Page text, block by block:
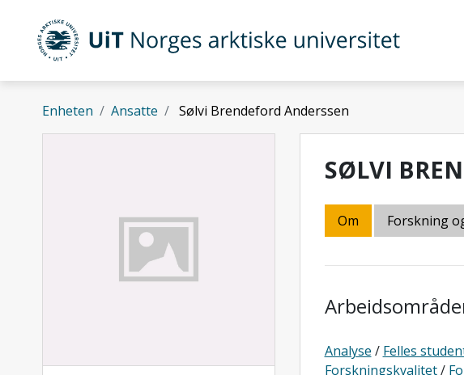
Gå til hovedinnhold
UiT Norges arktiske universitet
Enheten Ansatte Sølvi Brendeford Anderssen
SØLVI
Om Forskning
Analyse / Felles
Forskningskvalitet/